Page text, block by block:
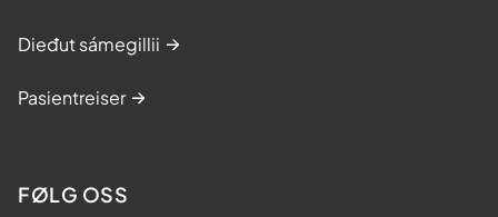
Dieđut sámegillii
Pasientreiser
FØLG OSS